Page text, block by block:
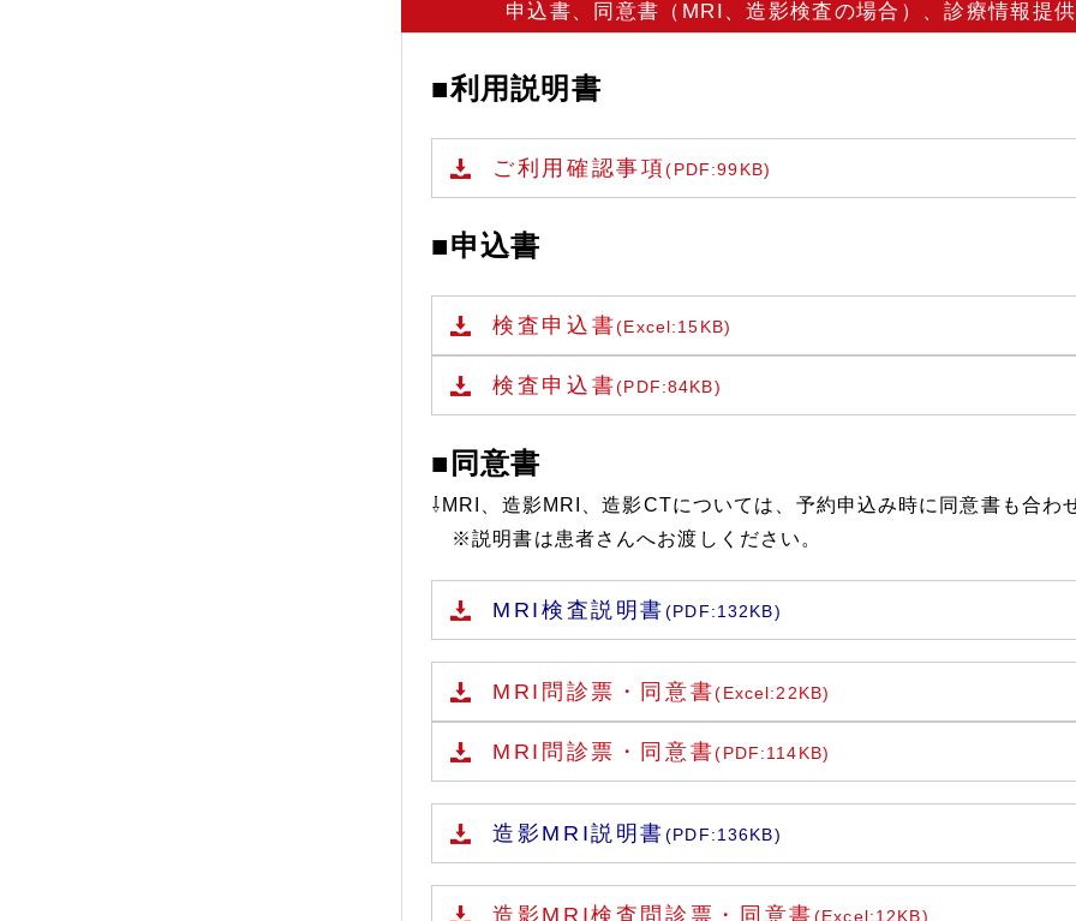
申込書、同意書（MRI、造影検査の場合）、診療情報提
■利用説明書
ご利用確認事項(PDF:99KB)
■申込書
検査申込書(Excel:15KB)
検査申込書(PDF:84KB)
■同意書
⇩MRI、造影MRI、造影CTについては、予約申込み時に同意書も合
※説明書は患者さんへお渡しください。
MRI検査説明書(PDF:132KB)
MRI問診票・同意書(Excel:22KB)
MRI問診票・同意書(PDF:114KB)
造影MRI説明書(PDF:136KB)
造影MRI検査問診票・同意書(Excel:12KB)